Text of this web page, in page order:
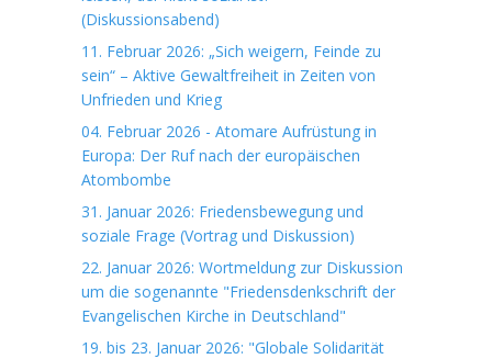
(Diskussionsabend)
11. Februar 2026: „Sich weigern, Feinde zu
sein“ – Aktive Gewaltfreiheit in Zeiten von
Unfrieden und Krieg
04. Februar 2026 - Atomare Aufrüstung in
Europa: Der Ruf nach der europäischen
Atombombe
31. Januar 2026: Friedensbewegung und
soziale Frage (Vortrag und Diskussion)
22. Januar 2026: Wortmeldung zur Diskussion
um die sogenannte "Friedensdenkschrift der
Evangelischen Kirche in Deutschland"
19. bis 23. Januar 2026: "Globale Solidarität